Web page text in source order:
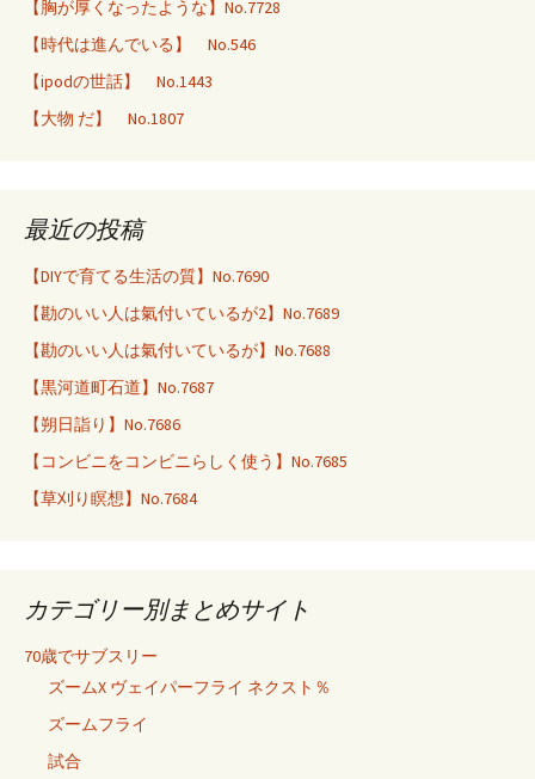
【胸が厚くなったような】No.7728
【時代は進んでいる】 No.546
【ipodの世話】 No.1443
【大物 だ】 No.1807
最近の投稿
【DIYで育てる生活の質】No.7690
【勘のいい人は氣付いているが2】No.7689
【勘のいい人は氣付いているが】No.7688
【黒河道町石道】No.7687
【朔日詣り】No.7686
【コンビニをコンビニらしく使う】No.7685
【草刈り瞑想】No.7684
カテゴリー別まとめサイト
70歳でサブスリー
ズームX ヴェイパーフライ ネクスト％
ズームフライ
試合